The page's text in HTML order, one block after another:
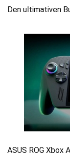
Den ultimativen
ASUS ROG